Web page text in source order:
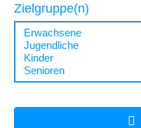
Zielgruppe(n)